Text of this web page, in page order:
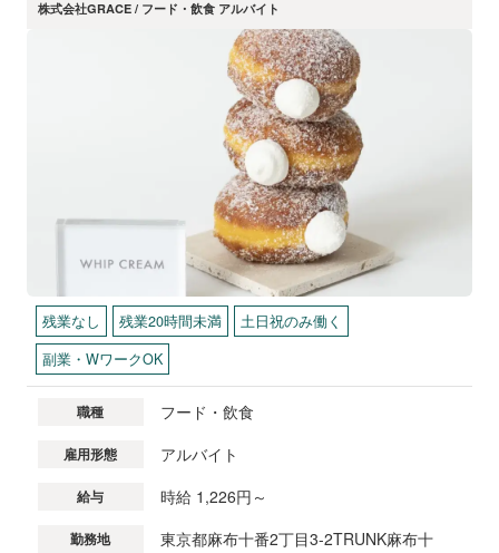
株式会社GRACE / フード・飲食 アルバイト
残業なし 残業20時間未満
土日祝のみ働く
副業・WワークOK
職種 フード・飲食
雇用形態 アルバイト
給与 時給 1,226円～
勤務地
東京都麻布十番2丁目3-2TRUNK麻布十